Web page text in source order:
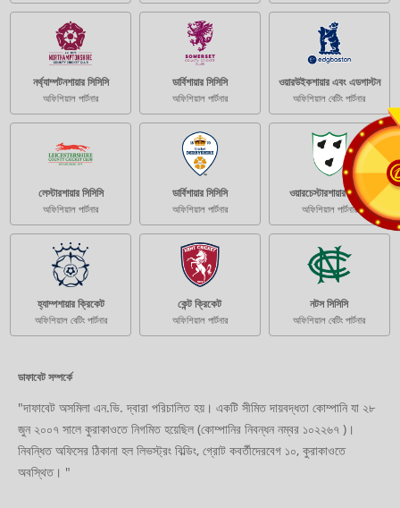
নর্থ্যাম্পটনশায়ার সিসিসি
অফিশিয়াল পার্টনার
ডার্বিশায়ার সিসিসি
অফিশিয়াল পার্টনার
ওয়ারউইকশায়ার এবং এডগাস্টন
অফিশিয়াল বেটিং পার্টনার
লেস্টারশায়ার সিসিসি
অফিশিয়াল পার্টনার
ডার্বিশায়ার সিসিসি
অফিশিয়াল পার্টনার
ওয়ারচেস্টারশায়ার সিসিসি
অফিশিয়াল পার্টনার
হ্যাম্পশায়ার ক্রিকেট
অফিশিয়াল বেটিং পার্টনার
কেন্ট ক্রিকেট
অফিশিয়াল পার্টনার
নটস সিসিসি
অফিশিয়াল বেটিং পার্টনার
ডাফাবেট সম্পর্কে
"দাফাবেট অসমিলা এন.ভি. দ্বারা পরিচালিত হয়। একটি সীমিত দায়বদ্ধতা কোম্পানি যা ২৮
জুন ২০০৭ সালে কুরাকাওতে নিগমিত হয়েছিল (কোম্পানির নিবন্ধন নম্বর ১০২২৬৭ )।
নিবন্ধিত অফিসের ঠিকানা হল লিভস্ট্রং বিল্ডিং, গ্রোট কবর্তীদেরবেগ ১০, কুরাকাওতে
অবস্থিত। "